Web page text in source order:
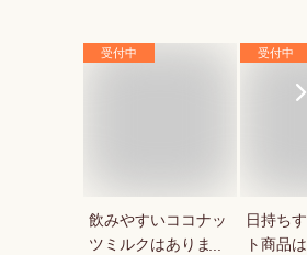
受付中
飲みやすいココナッ
ツミルクはあります
受付中
日持ち
ト商品